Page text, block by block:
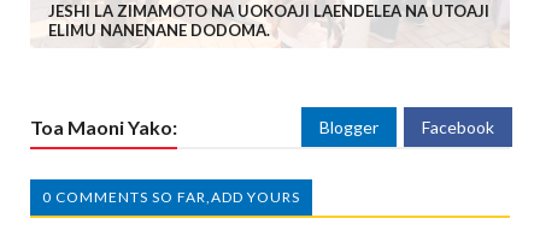
JESHI LA ZIMAMOTO NA UOKOAJI LAENDELEA NA UTOAJI
ELIMU NANENANE DODOMA.
Toa Maoni Yako: Blogger Facebook
0 COMMENTS SO FAR,ADD YOURS